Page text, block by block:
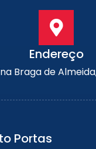
Endereço
Braga de
Portas